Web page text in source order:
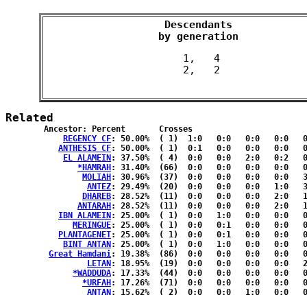
Descendants
by generation
1,   4
Related
REGENCY CF: 50.00%	( 1)  1:0   0:0   0:0   0:0   0:0  { 0:0 }
ANTHESIS CF: 50.00%	( 1)  0:1   0:0   0:0   0:0   0:0  { 0:0 }
EL ALAMEIN : 37.50%	( 4)  0:0   0:0   2:0   0:2   0:0  { 0:0 }
*HAMRAH : 31.40%	(66)  0:0   0:0   0:0   0:0   0:0  {14:52}
MOLIAH : 30.96%	(37)  0:0   0:0   0:0   0:0   3:0  { 6:28}
ANTEZ: 29.49%	(20)  0:0   0:0   0:0   1:0   3:0  { 2:14}
DHAREB: 28.52%	(11)  0:0   0:0   0:0   2:0   1:2  { 0:6 }
ANTARAH : 28.52%	(11)  0:0   0:0   0:0   2:0   1:2  { 0:6 }
IBN ALAMEIN : 25.00%	( 1)  0:0   1:0   0:0   0:0   0:0  { 0:0 }
MERINGUE: 25.00%	( 1)  0:0   0:1   0:0   0:0   0:0  { 0:0 }
PLANTAGENET: 25.00%	( 1)  0:0   0:1   0:0   0:0   0:0  { 0:0 }
BINT ANTAN : 25.00%	( 1)  0:0   1:0   0:0   0:0   0:0  { 0:0 }
Great Hamdani: 19.38%	(86)  0:0   0:0   0:0   0:0   0:0  {20:66}
LETAN : 18.95%	(19)  0:0   0:0   0:0   0:0   2:0  { 3:14}
*WADDUDA: 17.33%	(44)  0:0   0:0   0:0   0:0   0:0  {11:33}
*URFAH : 17.26%	(71)  0:0   0:0   0:0   0:0   0:0  {14:57}
ANTAN : 15.62%	( 2)  0:0   0:0   1:0   0:0   0:1  { 0:0 }